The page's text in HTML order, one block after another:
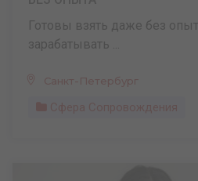
Готовы взять даже без
зарабатывать ...
Санкт-Петербург
Сфера Сопровождения